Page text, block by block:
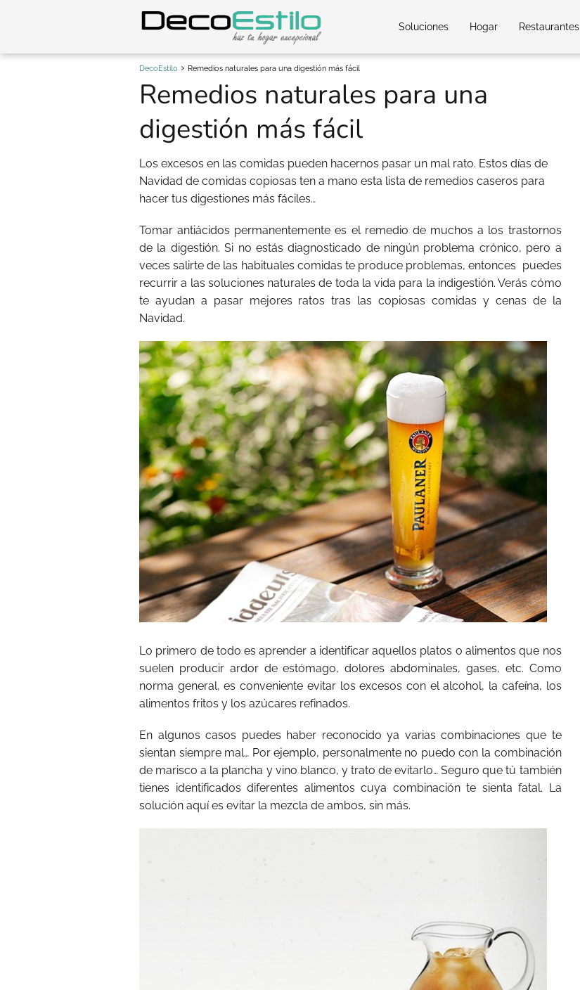
Soluciones Hogar Restaurantes
DecoEstilo Remedios naturales para una digestión más fácil
Remedios naturales para una
digestión más fácil
Los excesos en las comidas pueden hacernos pasar un mal rato. Estos días de
Navidad de comidas copiosas ten a mano esta lista de remedios caseros para
hacer tus digestiones más fáciles…
Tomar antiácidos permanentemente es el remedio de muchos a los trastornos
de la digestión. Si no estás diagnosticado de ningún problema crónico, pero a
veces salirte de las habituales comidas te produce problemas, entonces puedes
recurrir a las soluciones naturales de toda la vida para la indigestión. Verás cómo
te ayudan a pasar mejores ratos tras las copiosas comidas y cenas de la
Navidad.
Lo primero de todo es aprender a identificar aquellos platos o alimentos que nos
suelen producir ardor de estómago, dolores abdominales, gases, etc. Como
norma general, es conveniente evitar los excesos con el alcohol, la cafeína, los
alimentos fritos y los azúcares refinados.
En algunos casos puedes haber reconocido ya varias combinaciones que te
sientan siempre mal… Por ejemplo, personalmente no puedo con la combinación
de marisco a la plancha y vino blanco, y trato de evitarlo… Seguro que tú también
tienes identificados diferentes alimentos cuya combinación te sienta fatal. La
solución aquí es evitar la mezcla de ambos, sin más.